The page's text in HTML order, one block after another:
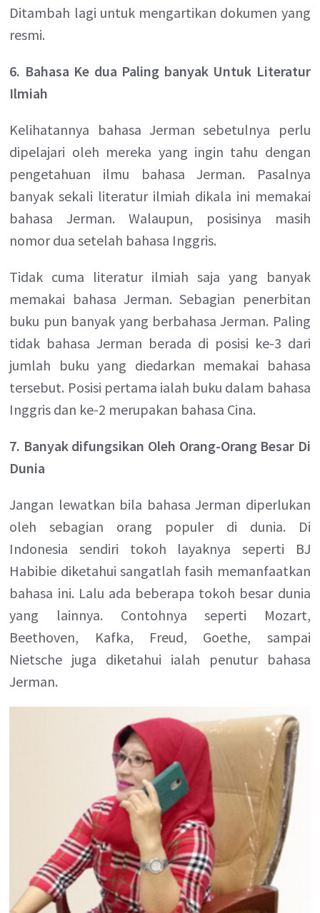
Ditambah lagi untuk mengartikan dokumen yang
resmi.
6. Bahasa Ke dua Paling banyak Untuk Literatur
Ilmiah
Kelihatannya bahasa Jerman sebetulnya perlu
dipelajari oleh mereka yang ingin tahu dengan
pengetahuan ilmu bahasa Jerman. Pasalnya
banyak sekali literatur ilmiah dikala ini memakai
bahasa Jerman. Walaupun, posisinya masih
nomor dua setelah bahasa Inggris.
Tidak cuma literatur ilmiah saja yang banyak
memakai bahasa Jerman. Sebagian penerbitan
buku pun banyak yang berbahasa Jerman. Paling
tidak bahasa Jerman berada di posisi ke-3 dari
jumlah buku yang diedarkan memakai bahasa
tersebut. Posisi pertama ialah buku dalam bahasa
Inggris dan ke-2 merupakan bahasa Cina.
7. Banyak difungsikan Oleh Orang-Orang Besar Di
Dunia
Jangan lewatkan bila bahasa Jerman diperlukan
oleh sebagian orang populer di dunia. Di
Indonesia sendiri tokoh layaknya seperti BJ
Habibie diketahui sangatlah fasih memanfaatkan
bahasa ini. Lalu ada beberapa tokoh besar dunia
yang lainnya. Contohnya seperti Mozart,
Beethoven, Kafka, Freud, Goethe, sampai
Nietsche juga diketahui ialah penutur bahasa
Jerman.